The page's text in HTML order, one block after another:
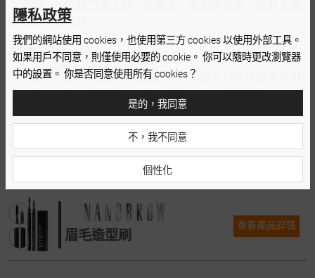
生眉相比，反梳眉更上提、更豐滿、色彩更豐富，而野生眉
更含蓄、更自然。
無眉妝
這種趨勢與濃密大膽的眉毛相反。淡化眉毛以使其幾乎不可
見也很受歡迎。沒有眉毛的趨勢側重於增強眼睛和睫毛。但
是，永久漂白眉毛需要很大的勇氣。此時，化妝師通過化
妝，以無需漂白的更安全方法將無眉妝加入了流行眉妝趨勢
裸色遮瑕膏 並仔細梳理。然而，根據眉
毛的顏色和粗細，有時可能需要塗抹多層。
眉毛造型刷
查看產品詳情
隱私政策
我們的網站使用 cookies，也使用第三方 cookies 以使用外部工具。
如果用戶不同意，則僅使用必要的 cookie。 你可以隨時更改瀏覽器
中的設置。 你是否同意使用所有 cookies？
是的，我同意
不，我不同意
個性化